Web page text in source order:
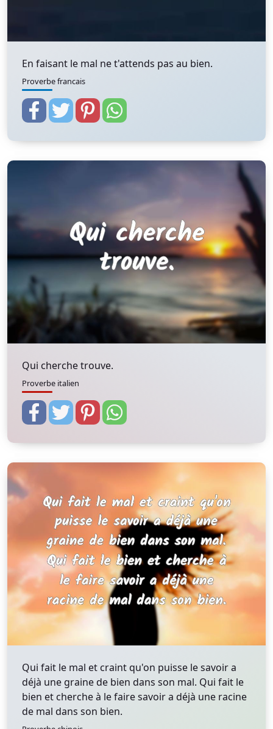
En faisant le mal ne t'attends pas au bien.
Proverbe francais
Qui cherche trouve.
Proverbe italien
Qui fait le mal et craint qu'on puisse le savoir a
déjà une graine de bien dans son mal. Qui fait le
bien et cherche à le faire savoir a déjà une racine
de mal dans son bien.